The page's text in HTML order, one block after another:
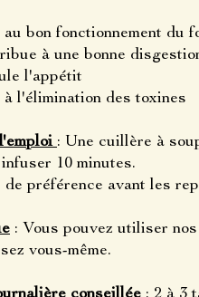
bon fonctionnement du
à une bonne
l'appétit
l'élimination des toxines
: Une cuillère à
10 minutes.
préférence avant les
: Vous pouvez utiliser
vous-même.
conseillée : 2 à 3